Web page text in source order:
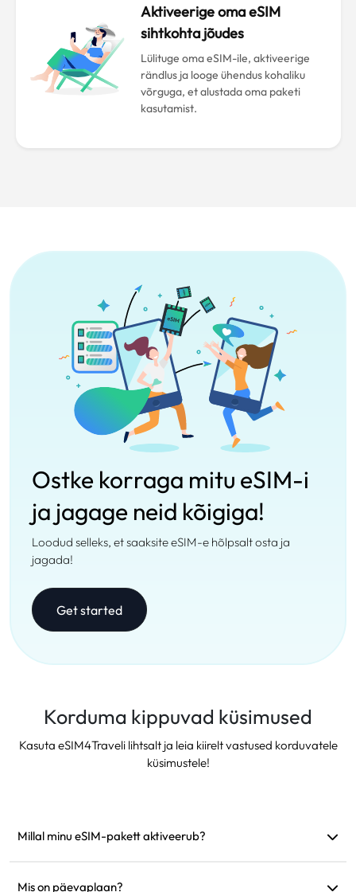
Aktiveerige oma eSIM
sihtkohta jõudes
Lülituge oma eSIM-ile, aktiveerige
rändlus ja looge ühendus kohaliku
võrguga, et alustada oma paketi
kasutamist.
Ostke korraga mitu eSIM-i
ja jagage neid kõigiga!
Loodud selleks, et saaksite eSIM-e hõlpsalt osta ja
jagada!
Get started
Korduma kippuvad küsimused
Kasuta eSIM4Traveli lihtsalt ja leia kiirelt vastused korduvatele
küsimustele!
Millal minu eSIM-pakett aktiveerub?
Soovitame see enne reisi paigaldada.
Mis on päevaplaan?